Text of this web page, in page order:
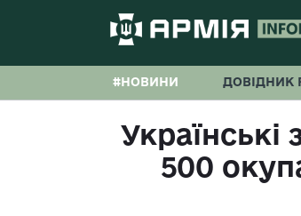
#НОВИНИ ДОВІДНИК
Українські
500